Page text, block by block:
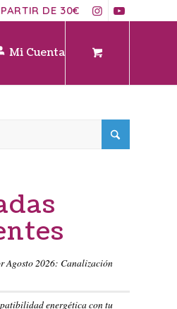
DE 30€
Mi Cuenta
Agosto 2026: Canalización
energética con tu